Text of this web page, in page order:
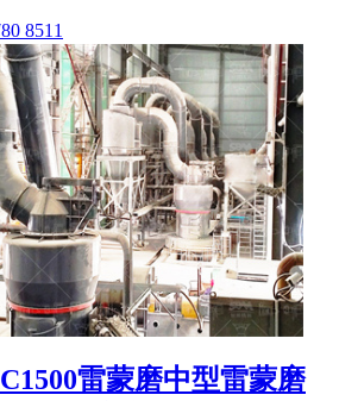
8511
雷蒙磨中型雷蒙磨